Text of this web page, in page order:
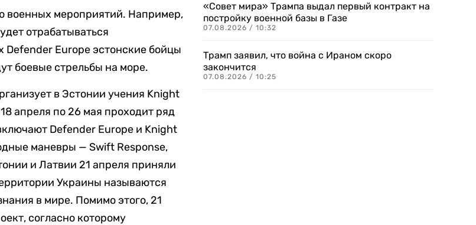
военных мероприятий. Например,
отрабатываться
Defender Europe эстонские бойцы
боевые стрельбы на море.
в Эстонии учения Knight
апреля по 26 мая проходит ряд
Defender Europe и Knight
маневры — Swift Response,
и Латвии 21 апреля приняли
Украины называются
в мире. Помимо этого, 21
согласно которому
«Совет мира» Трампа выдал первый контракт на
постройку военной базы в Газе
07.08.2026 / 10:32
Трамп заявил, что война с Ираном скоро
закончится
07.08.2026 / 10:25